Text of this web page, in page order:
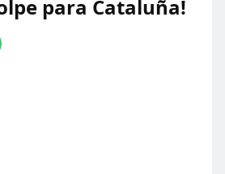
para Cataluña!